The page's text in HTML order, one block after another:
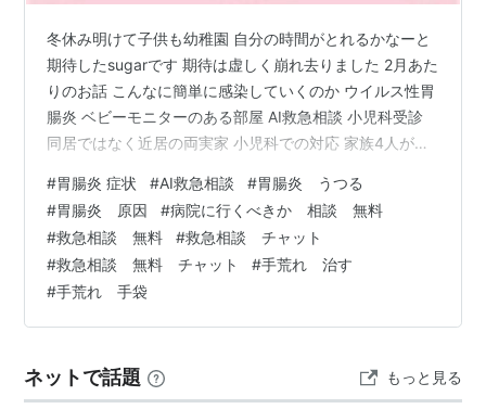
冬休み明けて子供も幼稚園 自分の時間がとれるかなーと
期待したsugarです 期待は虚しく崩れ去りました 2月あた
りのお話 こんなに簡単に感染していくのか ウイルス性胃
腸炎 ベビーモニターのある部屋 AI救急相談 小児科受診
同居ではなく近居の両実家 小児科での対応 家族4人が感
ルス性胃腸炎 まさにバイオハザード ※本来は生物学的危
害の意味らしいが ママが嘔吐してから1週間程して長女が
嘔吐 その時点で嫌な予感 幼稚園は1週間以上休んでしま
った 2日ほどして長男嘔吐 一歳3ヶ月ですからね 吐くの
も突然、悲惨な状態 とにかくオムツだけ履かせてお…
#胃腸炎 症状 #AI救急相談 #胃腸炎 うつる
#胃腸炎 原因 #病院に行くべきか 相談 無料
#救急相談 無料 #救急相談 チャット
#救急相談 無料 チャット #手荒れ 治す
#手荒れ 手袋
ネットで話題 もっと見る